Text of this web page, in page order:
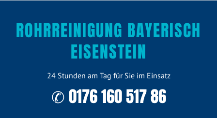
ROHRREINIGUNG BAYERISCH
EISENSTEIN
24 Stunden am Tag für Sie im Einsatz
✆ 0176 160 517 86